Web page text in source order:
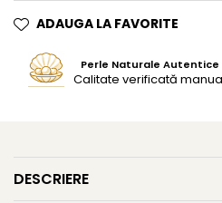
ADAUGA LA FAVORITE
Perle Naturale Autentice
Calitate verificată
DESCRIERE